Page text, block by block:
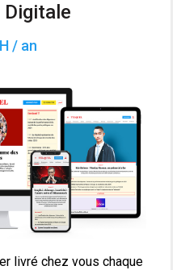
Digitale
/ an
livré chez vous chaque